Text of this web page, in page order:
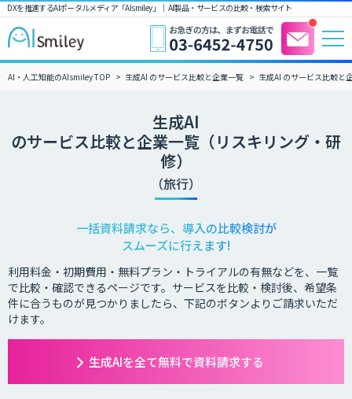
DXを推進するAIポータルメディア「AIsmiley」｜ AI製品・サービスの比較・検索サイト
AI・人工知能のAIsmiley TOP 生成AI のサービス比較と企業一覧 生成AI のサービス比較と
生成AI
のサービス比較と企業一覧（リスキリング・研
修）
（旅行）
一括資料請求なら、導入の比較検討が
スムーズに行えます!
利用料金・初期費用・無料プラン・トライアルの有無などを、一覧
で比較・確認できるページです。サービスを比較・検討後、希望条
件に合うものが見つかりましたら、下記のボタンよりご請求いただ
けます。
生成AIを全て無料で資料請求する